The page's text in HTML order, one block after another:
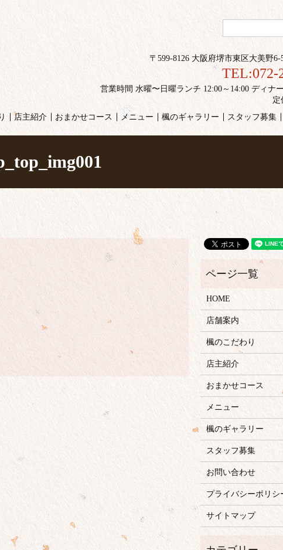
〒599-8126 大阪府堺市東区大美野
TEL:072-
営業時間 水曜〜日曜ランチ 12:00～14:00 ディナ
定
店主紹介 おまかせコース メニュー 楓のギャラリー スタッフ募集
HOME
店舗案内
楓のこだわり
店主紹介
おまかせコース
メニュー
楓のギャラリー
スタッフ募集
お問い合わせ
プライバシーポリシ
サイトマップ